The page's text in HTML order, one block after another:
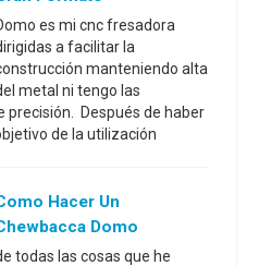
es mi cnc fresadora
a facilitar la
manteniendo alta
metal ni tengo las
precisión. Después de haber
de la utilización
Hacer Un
Domo
todas las cosas que he